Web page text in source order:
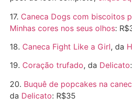
17. Caneca Dogs com biscoitos
Minhas cores nos seus olhos:
18. Caneca Fight Like a Girl, da
19. Coração trufado, da Delicato
20. Buquê de popcakes na
da Delicato: R$35